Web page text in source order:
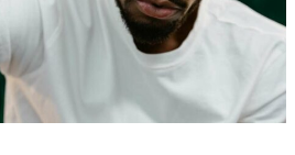
wskazówek
dotyczących
zrozumienia
algorytmu TikTok